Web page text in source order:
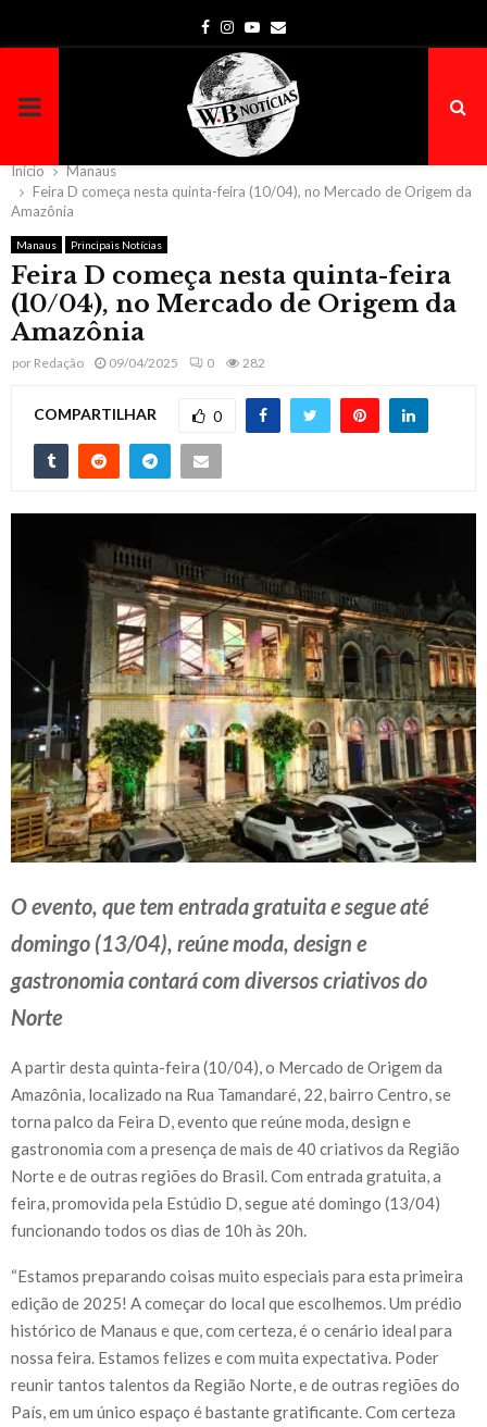
Facebook
Instagram
Youtube
Email
PRIMARY
MENU
Início
Manaus
Feira D começa nesta quinta-feira (10/04), no Mercado de Origem da
Amazônia
Manaus Principais Notícias
Feira D começa nesta quinta-feira
(10/04), no Mercado de Origem da
Amazônia
por Redação 09/04/2025 0 282
COMPARTILHAR 0
O evento, que tem entrada gratuita e segue até
domingo (13/04), reúne moda, design e
gastronomia contará com diversos criativos do
Norte
A partir desta quinta-feira (10/04), o Mercado de Origem da
Amazônia, localizado na Rua Tamandaré, 22, bairro Centro, se
torna palco da Feira D, evento que reúne moda, design e
gastronomia com a presença de mais de 40 criativos da Região
Norte e de outras regiões do Brasil. Com entrada gratuita, a
feira, promovida pela Estúdio D, segue até domingo (13/04)
funcionando todos os dias de 10h às 20h.
“Estamos preparando coisas muito especiais para esta primeira
edição de 2025! A começar do local que escolhemos. Um prédio
histórico de Manaus e que, com certeza, é o cenário ideal para
nossa feira. Estamos felizes e com muita expectativa. Poder
reunir tantos talentos da Região Norte, e de outras regiões do
País, em um único espaço é bastante gratificante. Com certeza